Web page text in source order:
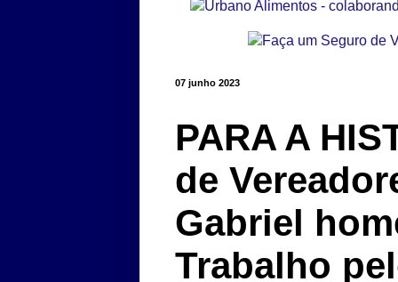
07 junho 2023
PARA A
de
Gabriel
Trabalho